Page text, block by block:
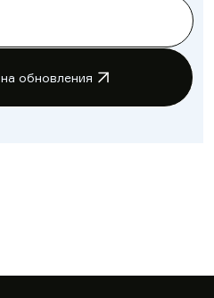
обновления